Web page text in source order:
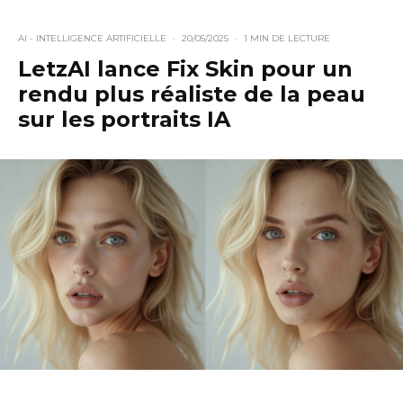
AI - INTELLIGENCE ARTIFICIELLE · 20/05/2025 · 1 MIN DE LECTURE
LetzAI lance Fix Skin pour un
rendu plus réaliste de la peau
sur les portraits IA